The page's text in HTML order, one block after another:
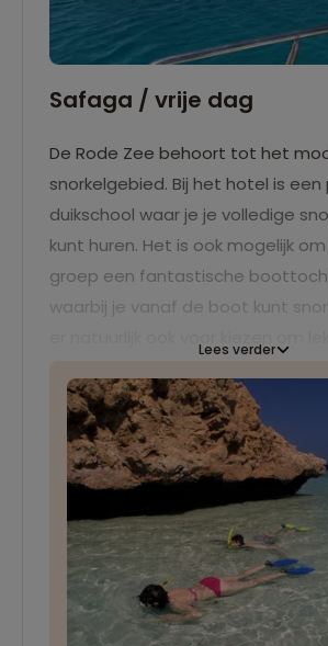
Safaga / vrije dag
De Rode Zee behoort tot het
snorkelgebied. Bij het hotel is
duikschool waar je je volledige
kunt huren. Het is ook mogelijk
groep een fantastische
waarbij je vanaf de boot kunt
Lees verder